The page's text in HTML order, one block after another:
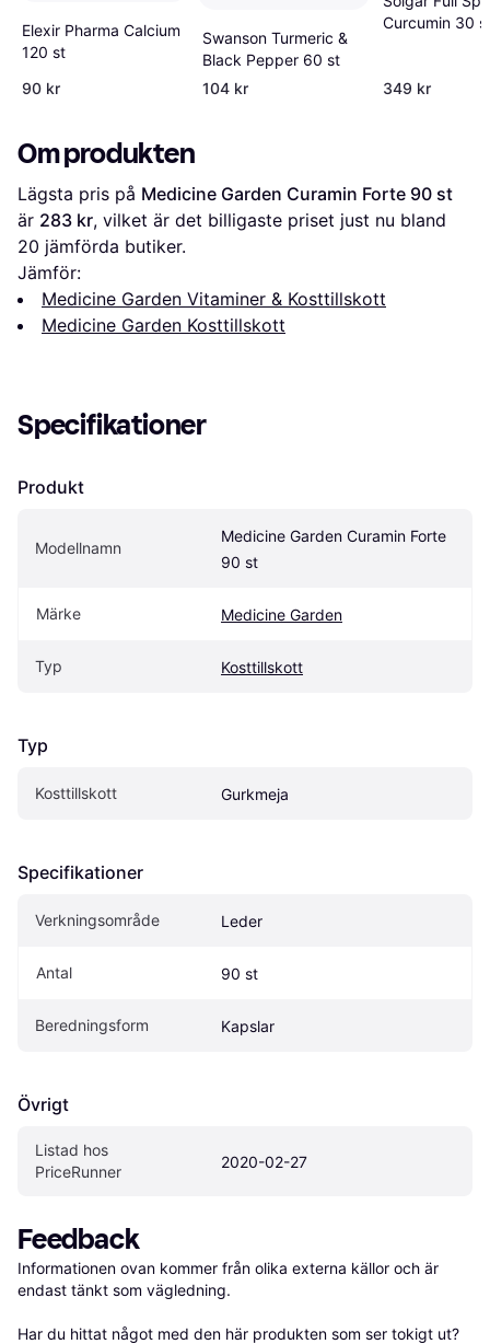
Elexir Pharma Calcium
120 st
90 kr
Swanson Turmeric &
Black Pepper 60 st
104 kr
Curcumin 30
349 kr
Om produkten
Lägsta pris på Medicine Garden Curamin Forte 90 st
är 283 kr
20 jämförda butiker.
Jämför:
Medicine Garden Vitaminer & Kosttillskott
Medicine Garden Kosttillskott
Specifikationer
Produkt
Modellnamn
Medicine Garden Curamin Forte
90 st
Märke Medicine Garden
Typ Kosttillskott
Typ
Kosttillskott Gurkmeja
Specifikationer
Verkningsområde Leder
Antal 90 st
Beredningsform Kapslar
Övrigt
Listad hos
PriceRunner
2020-02-27
Feedback
Informationen ovan kommer från olika externa källor och är
endast tänkt som vägledning.
Har du hittat något med den här produkten som ser tokigt ut?